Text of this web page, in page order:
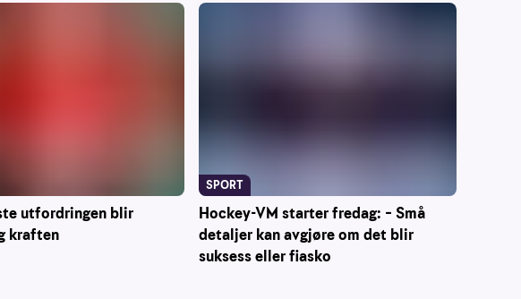
utfordringen blir
kraften
Hockey-VM starter fredag: – Små
detaljer kan avgjøre om det blir
suksess eller fiasko
SPORT